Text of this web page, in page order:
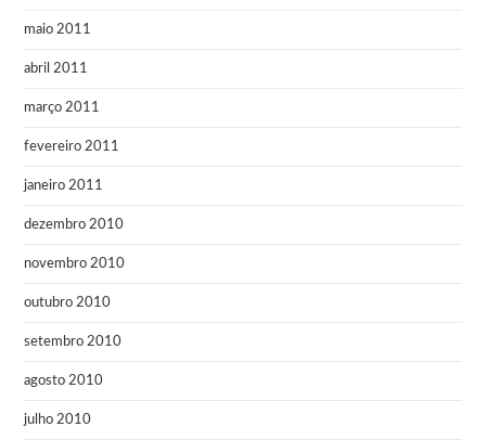
maio 2011
abril 2011
março 2011
fevereiro 2011
janeiro 2011
dezembro 2010
novembro 2010
outubro 2010
setembro 2010
agosto 2010
julho 2010